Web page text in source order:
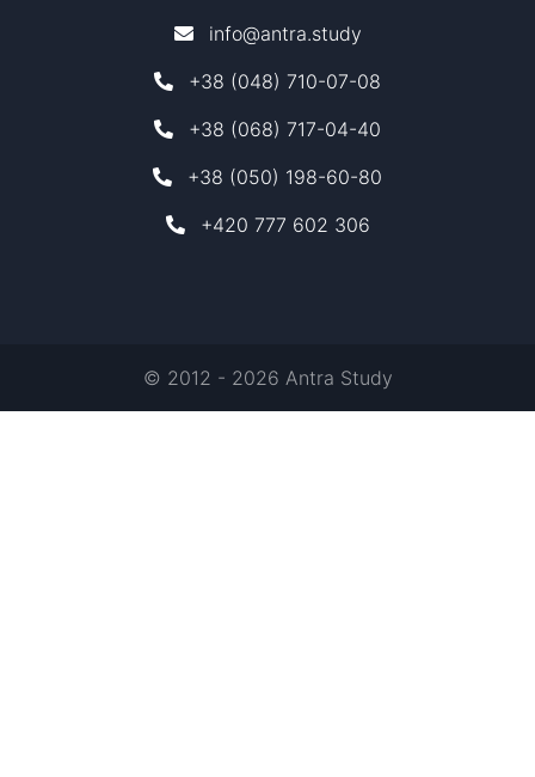
info@antra.study
+38 (048) 710-07-08
+38 (068) 717-04-40
+38 (050) 198-60-80
+420 777 602 306
© 2012 - 2026 Antra Study